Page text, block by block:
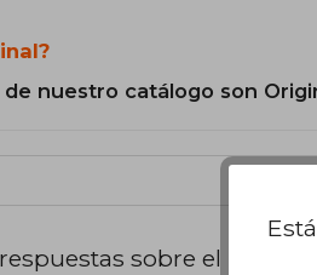
nuestro catálogo son
sobre el libro